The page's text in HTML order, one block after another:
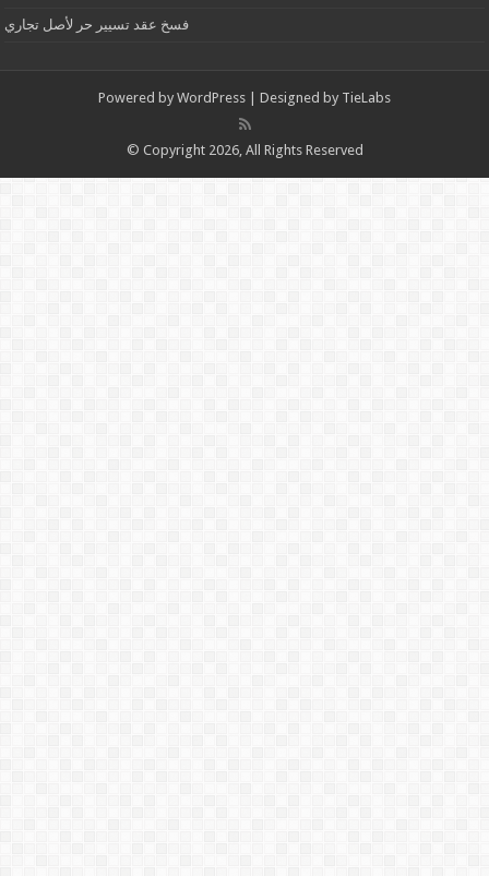
فسخ عقد تسيير حر لأصل تجاري
Powered by WordPress | Designed by TieLabs
© Copyright 2026, All Rights Reserved